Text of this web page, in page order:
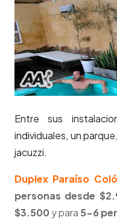
Entre sus
individuales, un
jacuzzi.
Duplex Paraíso
personas desde
$3.500 y para 5-6